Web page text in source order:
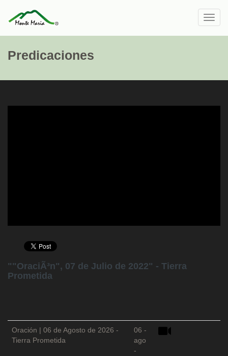
Predicaciones
""OraciÃ³n", 07 de Julio de 2022" - Tierra
Prometida
Oración | 06 de Agosto de 2026 -
Tierra Prometida
06 -
ago
-